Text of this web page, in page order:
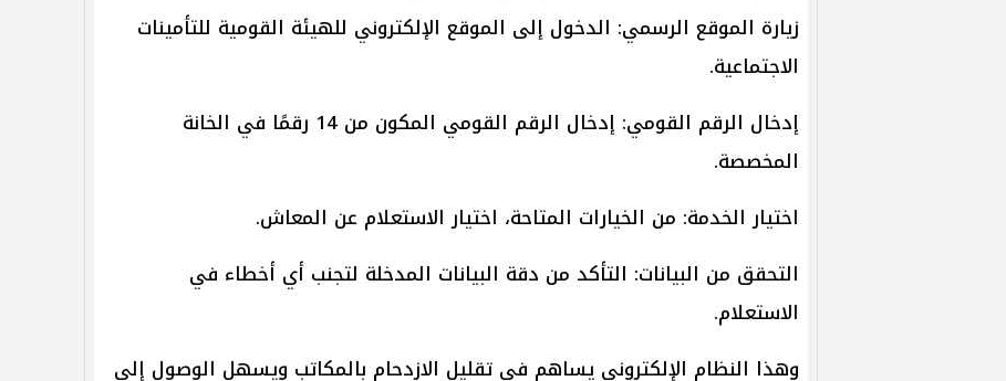
زيارة الموقع الرسمي: الدخول إلى الموقع الإلكتروني للهيئة القومية للتأمينات
الاجتماعية.
إدخال الرقم القومي: إدخال الرقم القومي المكون من 14 رقمًا في الخانة
المخصصة.
اختيار الخدمة: من الخيارات المتاحة، اختيار الاستعلام عن المعاش.
التحقق من البيانات: التأكد من دقة البيانات المدخلة لتجنب أي أخطاء في
الاستعلام.
وهذا النظام الإلكتروني يساهم في تقليل الازدحام بالمكاتب ويسهل الوصول إلى